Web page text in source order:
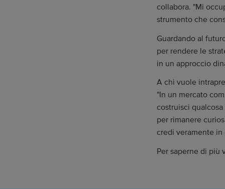
collabora. "Mi
strumento che
Guardando al
per rendere le
in un approccio
A chi vuole
"In un mercato
costruisci
per rimanere
credi veramente
Per saperne di più